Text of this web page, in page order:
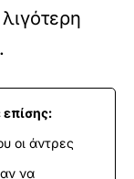
οι άντρες
να